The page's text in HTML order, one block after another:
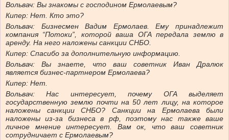
Вольвач: Вы знакомы с господином Ермолаевым?
Кипер: Нет. Кто это?
Вольвач:
Бизнесмен Вадим Ермолаев. Ему принадлежит
компания “Потоки”, которой ваша ОГА передала землю в
аренду. На него наложены санкции СНБО.
Кипер: Спасибо за дополнительную информацию.
Вольвач:
Вы знаете, что ваш советник Иван Дралюк
является бизнес-партнером Ермолаева?
Кипер: Нет.
Вольвач:
Нас интересует, почему ОГА выделяет
государственную землю почти на 50 лет лицу, на которое
наложены санкции СНБО? Санкции на Ермолаева были
наложены из-за бизнеса в рф, поэтому нас также ваше
личное мнение интересует. Вам ок, что ваш советник
сотрудничает с Ермолаевым?